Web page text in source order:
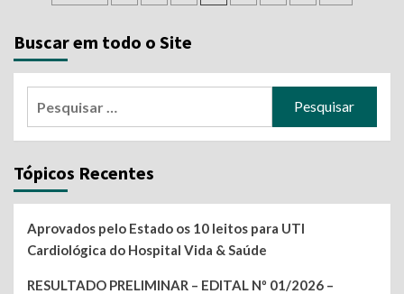
posts
Buscar em todo o Site
Tópicos Recentes
Aprovados pelo Estado os 10 leitos para UTI
Cardiológica do Hospital Vida & Saúde
RESULTADO PRELIMINAR – EDITAL Nº 01/2026 –